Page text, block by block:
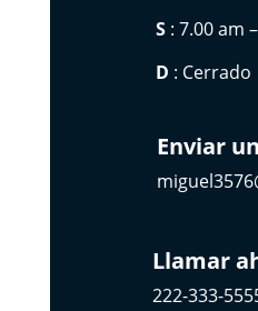
S: 7.00 am
D : Cerrado
Enviar
Llamar
222-333-